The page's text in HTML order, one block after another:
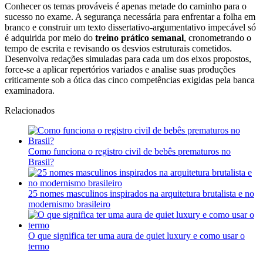
Conhecer os temas prováveis é apenas metade do caminho para o
sucesso no exame. A segurança necessária para enfrentar a folha em
branco e construir um texto dissertativo-argumentativo impecável só
é adquirida por meio do treino prático semanal, cronometrando o
tempo de escrita e revisando os desvios estruturais cometidos.
Desenvolva redações simuladas para cada um dos eixos propostos,
force-se a aplicar repertórios variados e analise suas produções
criticamente sob a ótica das cinco competências exigidas pela banca
examinadora.
Relacionados
Como funciona o registro civil de bebês prematuros no
Brasil?
25 nomes masculinos inspirados na arquitetura brutalista e no
modernismo brasileiro
O que significa ter uma aura de quiet luxury e como usar o
termo